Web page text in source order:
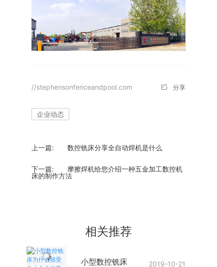
//stephensonfenceandpool.com 分享
企业动态
上一篇: 数控铣床分享全自动焊机是什么
下一篇:
摩擦焊机给您介绍一种五金加工数控机
床的制作方法
相关推荐
小型数控铣床 2019-10-21